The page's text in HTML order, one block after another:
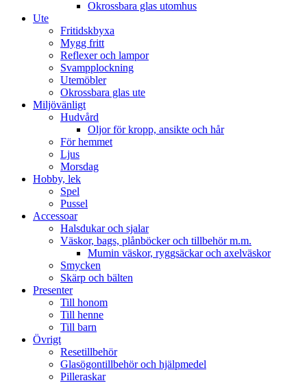
Okrossbara glas utomhus
Ute
Fritidskbyxa
Mygg fritt
Reflexer och lampor
Svampplockning
Utemöbler
Okrossbara glas ute
Miljövänligt
Hudvård
Oljor för kropp, ansikte och hår
För hemmet
Ljus
Morsdag
Hobby, lek
Spel
Pussel
Accessoar
Halsdukar och sjalar
Väskor, bags, plånböcker och tillbehör m.m.
Mumin väskor, ryggsäckar och axelväskor
Smycken
Skärp och bälten
Presenter
Till honom
Till henne
Till barn
Övrigt
Resetillbehör
Glasögontillbehör och hjälpmedel
Pilleraskar